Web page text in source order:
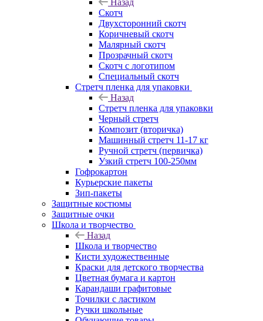
Назад
Скотч
Двухсторонний скотч
Коричневый скотч
Малярный скотч
Прозрачный скотч
Скотч с логотипом
Специальный скотч
Стретч пленка для упаковки
Назад
Стретч пленка для упаковки
Черный стретч
Композит (вторичка)
Машинный стретч 11-17 кг
Ручной стретч (первичка)
Узкий стретч 100-250мм
Гофрокартон
Курьерские пакеты
Зип-пакеты
Защитные костюмы
Защитные очки
Школа и творчество
Назад
Школа и творчество
Кисти художественные
Краски для детского творчества
Цветная бумага и картон
Карандаши графитовые
Точилки с ластиком
Ручки школьные